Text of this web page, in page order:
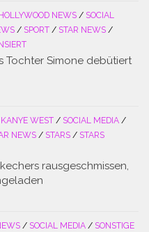
HOLLYWOOD NEWS / SOCIAL
/ SPORT / STAR NEWS /
Tochter Simone debütiert
KANYE WEST / SOCIAL MEDIA /
NEWS / STARS / STARS
rausgeschmissen,
/ SOCIAL MEDIA / SONSTIGE